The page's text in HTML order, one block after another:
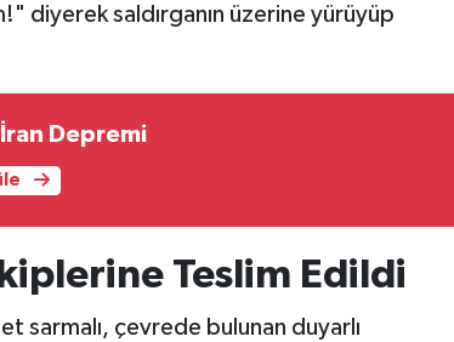
diyerek saldırganın üzerine yürüyüp
Depremi
Teslim Edildi
sarmalı, çevrede bulunan duyarlı